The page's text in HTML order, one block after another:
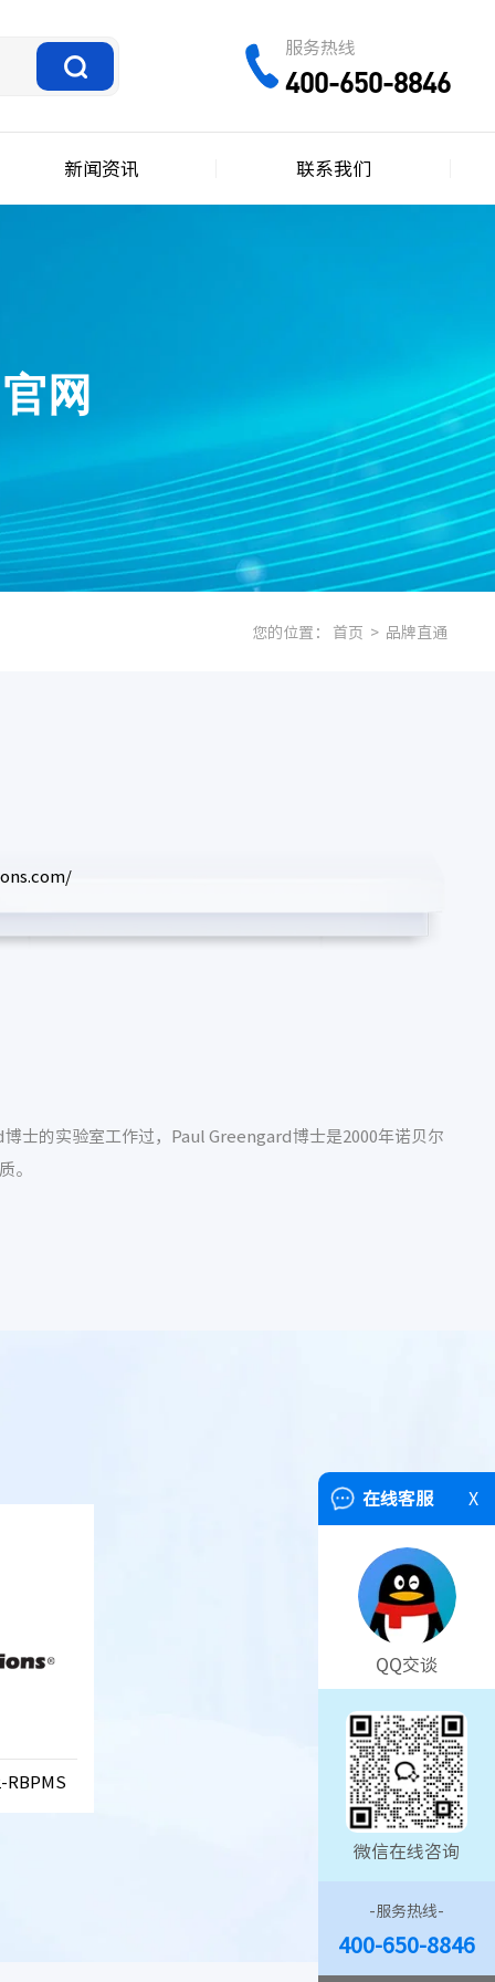
服务热线
400-650-8846
新闻资讯 联系我们
网
您的位置： 首页 > 品牌直通
士的实验室工作过，Paul Greengard博士是2000年诺贝尔
。
RBPMS
在线客服 X
QQ交谈
微信在线咨询
-服务热线-
400-650-8846